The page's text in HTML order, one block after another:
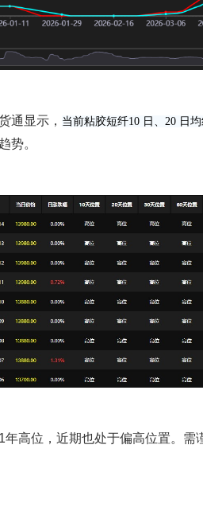
通显示， 当前粘胶短纤10 日、20 日
势。
年高位，近期也处于偏高位置。需